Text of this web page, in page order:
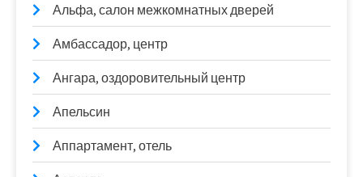
Альфа, салон межкомнатных дверей
Амбассадор, центр
Ангара, оздоровительный центр
Апельсин
Аппартамент, отель